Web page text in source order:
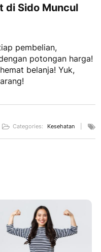
di Sido Muncul
pembelian,
potongan harga!
belanja! Yuk,
Categories: Kesehatan